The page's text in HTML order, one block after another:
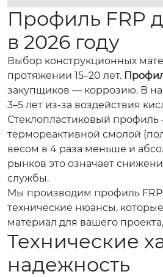
Профиль FRP
в 2026 году
Выбор конструкционных
протяжении 15–20 лет.
закупщиков — коррозию. В
3–5 лет из-за воздействия
Стеклопластиковый профиль
термореактивной смолой
весом в 4 раза меньше и
рынков это означает
службы.
Мы производим профиль
технические нюансы,
материал для вашего
Технические
надежность